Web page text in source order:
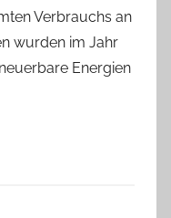
Verbrauchs an
wurden im Jahr
Energien